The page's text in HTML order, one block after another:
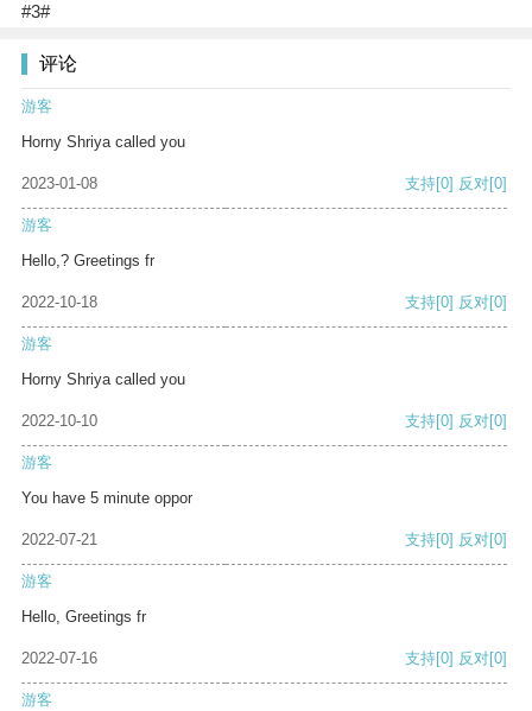
#3#
评论
游客
Horny Shriya called you
2023-01-08 支持[0] 反对[0]
游客
Hello,? Greetings fr
2022-10-18 支持[0] 反对[0]
游客
Horny Shriya called you
2022-10-10 支持[0] 反对[0]
游客
You have 5 minute oppor
2022-07-21 支持[0] 反对[0]
游客
Hello, Greetings fr
2022-07-16 支持[0] 反对[0]
游客